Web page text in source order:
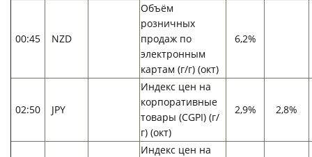
00:45 NZD
Объём
розничных
продаж по
электронным
картам (г/г) (окт)
6,2%
02:50 JPY
Индекс цен на
корпоративные
товары (CGPI) (г/
г) (окт)
2,9% 2,8%
Индекс цен на